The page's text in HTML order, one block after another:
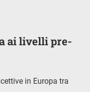
ai livelli pre-
in Europa tra